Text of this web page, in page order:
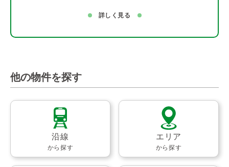
詳しく見る
他の物件を探す
沿線
から探す
エリア
から探す